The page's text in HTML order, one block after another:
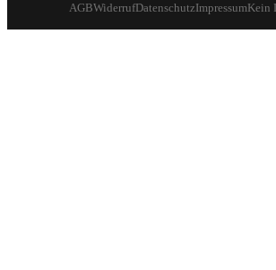
AGBWiderrufDatenschutzImpressumKein